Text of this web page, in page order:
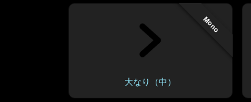
Mono
大なり（中）